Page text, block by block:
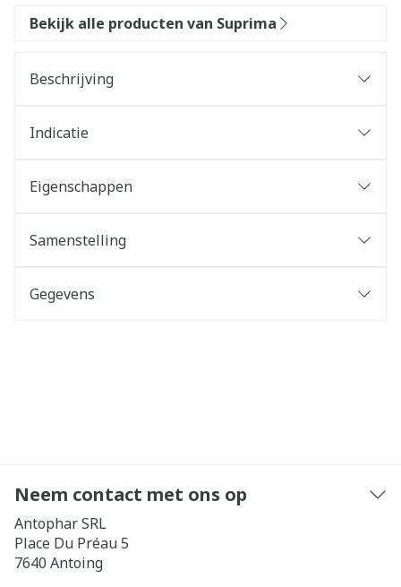
Bekijk alle producten van Suprima
Beschrijving
Indicatie
Eigenschappen
Samenstelling
Gegevens
Neem contact met ons op
Antophar SRL
Place Du Préau 5
7640 Antoing